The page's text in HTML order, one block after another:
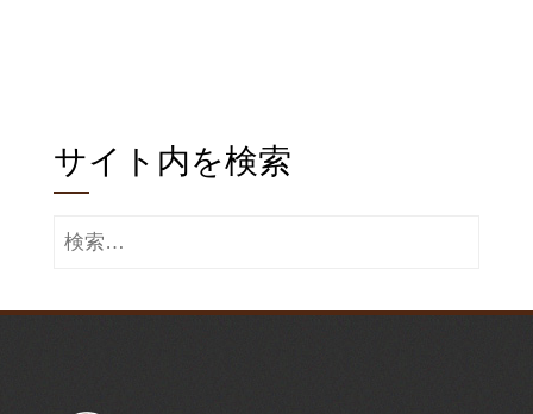
り
サイト内を検索
検